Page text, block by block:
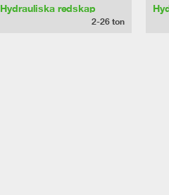
Hydrauliska redskap
2-26ton